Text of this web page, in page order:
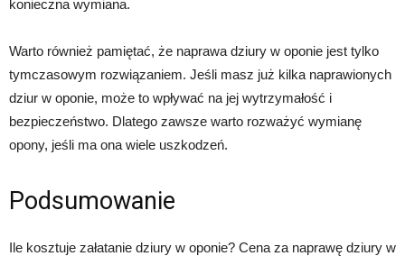
konieczna wymiana.
Warto również pamiętać, że naprawa dziury w oponie jest tylko
tymczasowym rozwiązaniem. Jeśli masz już kilka naprawionych
dziur w oponie, może to wpływać na jej wytrzymałość i
bezpieczeństwo. Dlatego zawsze warto rozważyć wymianę
opony, jeśli ma ona wiele uszkodzeń.
Podsumowanie
Ile kosztuje załatanie dziury w oponie? Cena za naprawę dziury w